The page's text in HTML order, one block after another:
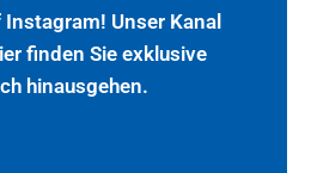
Unser Kanal
finden Sie exklusive
hinausgehen.